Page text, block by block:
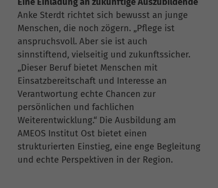
Anke Sterdt richtet sich bewusst an junge
Menschen, die noch zögern. „Pflege ist
anspruchsvoll. Aber sie ist auch
sinnstiftend, vielseitig und zukunftssicher.
„Dieser Beruf bietet Menschen mit
Einsatzbereitschaft und Interesse an
Verantwortung echte Chancen zur
persönlichen und fachlichen
Weiterentwicklung.“ Die Ausbildung am
AMEOS Institut Ost bietet einen
strukturierten Einstieg, eine enge Begleitung
und echte Perspektiven in der Region.